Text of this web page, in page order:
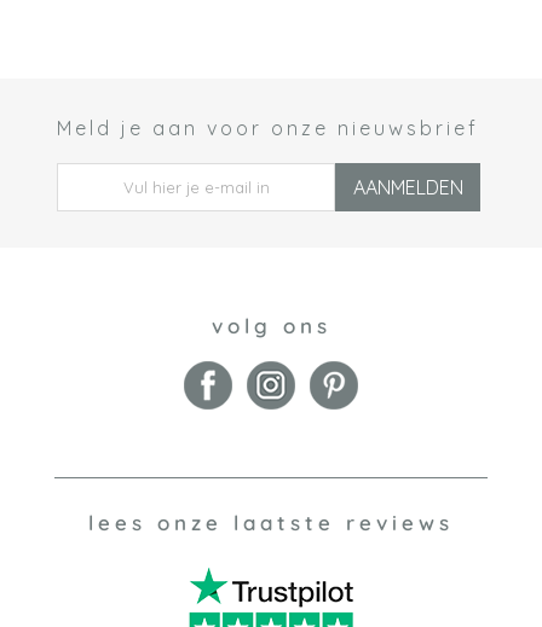
Meld je aan voor onze nieuwsbrief
AANMELDEN
volg ons
lees onze laatste reviews